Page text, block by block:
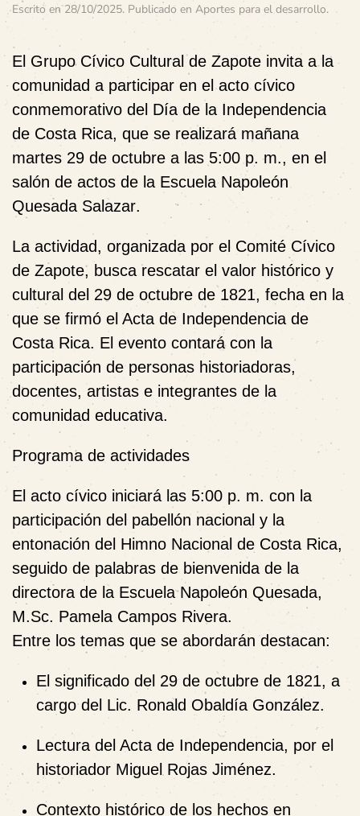
Escrito en28/10/2025. Publicado en Aportes para el desarrollo.
El Grupo Cívico Cultural de Zapote invita a la
comunidad a participar en el acto cívico
conmemorativo del Día de la Independencia
de Costa Rica, que se realizará mañana
martes 29 de octubre a las 5:00 p. m., en el
salón de actos de la Escuela Napoleón
Quesada Salazar.
La actividad, organizada por el Comité Cívico
de Zapote, busca rescatar el valor histórico y
cultural del 29 de octubre de 1821, fecha en la
que se firmó el Acta de Independencia de
Costa Rica. El evento contará con la
participación de personas historiadoras,
docentes, artistas e integrantes de la
comunidad educativa.
Programa de actividades
El acto cívico iniciará las 5:00 p. m. con la
participación del pabellón nacional y la
entonación del Himno Nacional de Costa Rica,
seguido de palabras de bienvenida de la
directora de la Escuela Napoleón Quesada,
M.Sc. Pamela Campos Rivera.
Entre los temas que se abordarán destacan:
El significado del 29 de octubre de 1821, a
cargo del Lic. Ronald Obaldía González.
Lectura del Acta de Independencia, por el
historiador Miguel Rojas Jiménez.
Contexto histórico de los hechos en